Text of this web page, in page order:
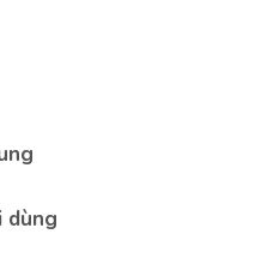
dùng
tin